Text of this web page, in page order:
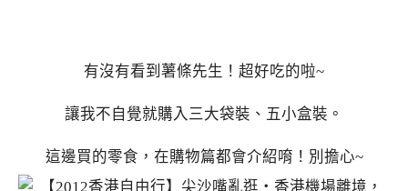
有沒有看到薯條先生！超好吃的啦~
讓我不自覺就購入三大袋裝、五小盒裝。
這邊買的零食，在購物篇都會介紹唷！別擔心~